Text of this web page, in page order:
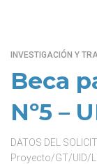
INVESTIGACIÓN Y
Beca
Nº5 –
DATOS DEL
Proyecto/GT/UID/